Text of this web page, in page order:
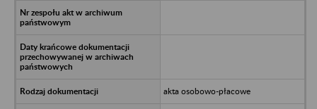
akta osobowo-płacowe